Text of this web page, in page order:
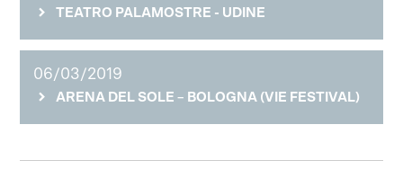
TEATRO PALAMOSTRE - UDINE
06/03/2019
ARENA DEL SOLE – BOLOGNA (VIE FESTIVAL)